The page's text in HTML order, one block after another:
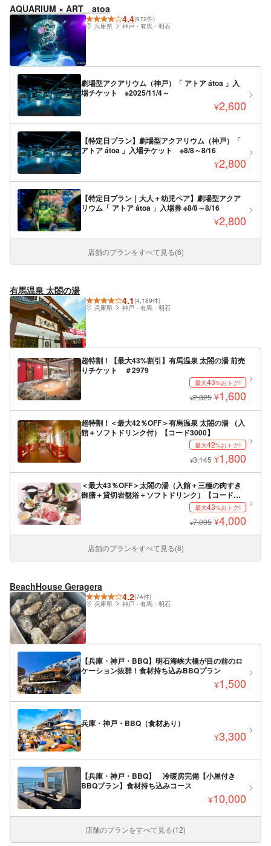
AQUARIUM × ART atoa
4.4(972件)
兵庫県
神戸・有馬・明石
劇場型アクアリウム（神戸）「 アトア átoa 」入
場チケット ※2025/11/4～
¥2,600
【特定日プラン】劇場型アクアリウム（神戸）「
アトア átoa 」入場チケット ※8/8～8/16
¥2,800
【特定日プラン｜大人＋幼児ペア】劇場型アクア
リウム「 アトア átoa 」入場券 ※8/8～8/16
¥2,800
店舗のプランをすべて見る(6)
有馬温泉 太閤の湯
4.1(4,189件)
兵庫県
神戸・有馬・明石
超特割！【最大43%割引】有馬温泉 太閤の湯 前売
りチケット ＃2979
最大43%おトク!
¥2,825 ¥1,600
超特割！＜最大42％OFF＞有馬温泉 太閤の湯 （入
館＋ソフトドリンク付）【コード3000】
最大42%おトク!
¥3,145 ¥1,800
＜最大43％OFF＞太閤の湯（入館＋三種の肉すき
御膳＋貸切岩盤浴＋ソフトドリンク）【コード
最大43%おトク!
¥7,095 ¥4,000
店舗のプランをすべて見る(8)
BeachHouse Geragera
4.2(74件)
兵庫県
神戸・有馬・明石
【兵庫・神戸・BBQ】明石海峡大橋が目の前のロ
ケーション抜群！食材持ち込みBBQプラン
¥1,500
兵庫・神戸・BBQ（食材あり）
¥3,300
【兵庫・神戸・BBQ】 冷暖房完備【小屋付き
BBQプラン】食材持ち込みコース
¥10,000
店舗のプランをすべて見る(12)